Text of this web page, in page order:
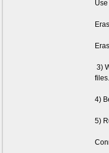
3)
files.
4)
5)